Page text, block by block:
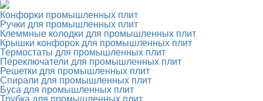
Конфорки промышленных плит
Ручки для промышленных плит
Клеммные колодки для промышленных плит
Крышки конфорок для промышленных плит
Термостаты для промышленных плит
Переключатели для промышленных плит
Решетки для промышленных плит
Спирали для промышленных плит
Буса для промышленных плит
Трубка для промышленных плит